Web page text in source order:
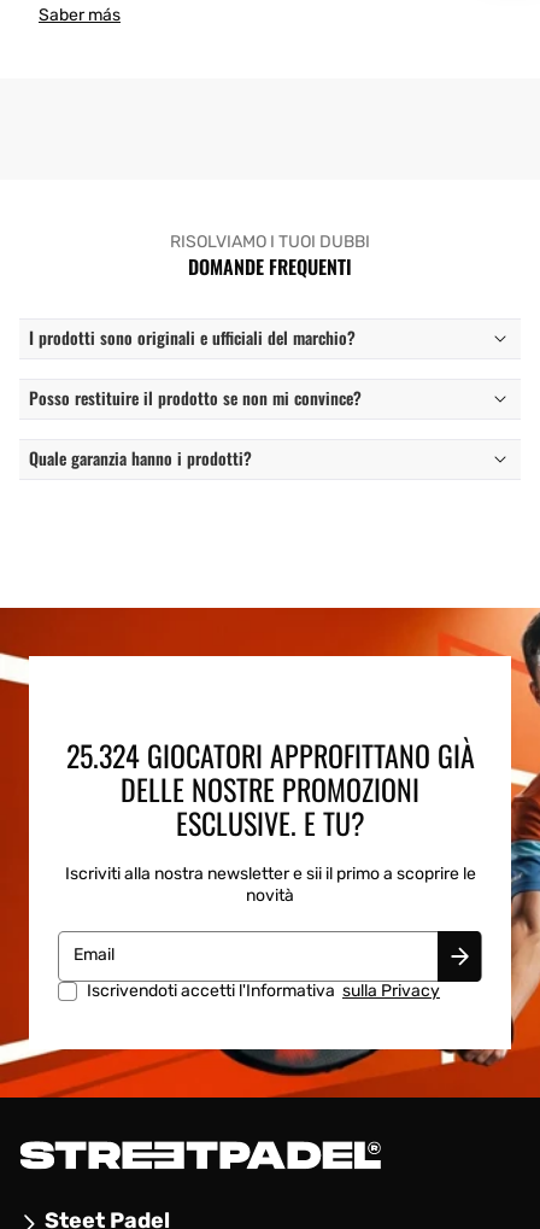
Saber más
RISOLVIAMO I TUOI DUBBI
DOMANDE FREQUENTI
I prodotti sono originali e ufficiali del marchio?
Posso restituire il prodotto se non mi convince?
Quale garanzia hanno i prodotti?
25.324 GIOCATORI APPROFITTANO GIÀ
DELLE NOSTRE PROMOZIONI
ESCLUSIVE. E TU?
Iscriviti alla nostra newsletter e sii il primo a scoprire le
novità
Email
Iscrivendoti accetti l'Informativa sulla Privacy
Steet Padel